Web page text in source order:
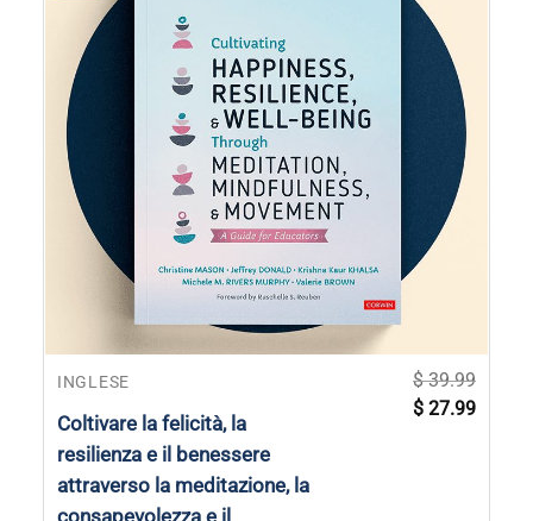
INGLESE
Coltivare la felicità, la
resilienza e il benessere
attraverso la meditazione, la
$39.99
Il
prezzo
$ 27.99Il
prezzo